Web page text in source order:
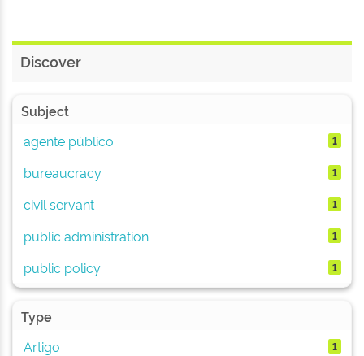
Discover
Subject
agente público
1
bureaucracy 1
civil servant 1
public administration 1
public policy 1
Type
Artigo
1